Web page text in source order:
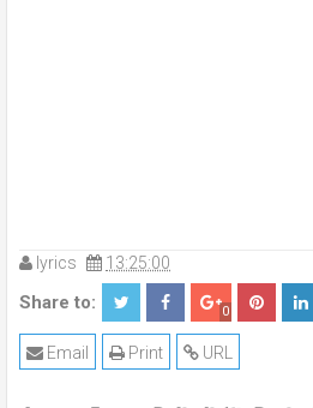
lyrics 13:25:00
Share to: 0
URL
Print
Email